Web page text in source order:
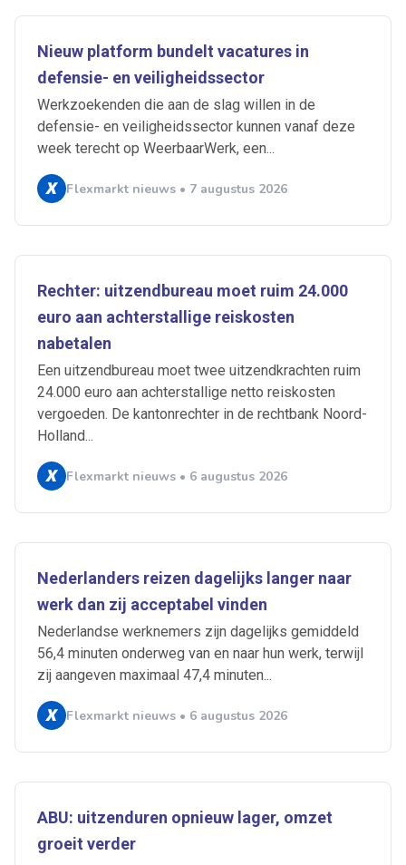
Nieuw platform bundelt vacatures in
defensie- en veiligheidssector
Werkzoekenden die aan de slag willen in de
defensie- en veiligheidssector kunnen vanaf deze
week terecht op WeerbaarWerk, een...
Flexmarkt nieuws • 7 augustus 2026
Rechter: uitzendbureau moet ruim 24.000
euro aan achterstallige reiskosten
nabetalen
Een uitzendbureau moet twee uitzendkrachten ruim
24.000 euro aan achterstallige netto reiskosten
vergoeden. De kantonrechter in de rechtbank Noord-
Holland...
Flexmarkt nieuws • 6 augustus 2026
Nederlanders reizen dagelijks langer naar
werk dan zij acceptabel vinden
Nederlandse werknemers zijn dagelijks gemiddeld
56,4 minuten onderweg van en naar hun werk, terwijl
zij aangeven maximaal 47,4 minuten...
Flexmarkt nieuws • 6 augustus 2026
ABU: uitzenduren opnieuw lager, omzet
groeit verder